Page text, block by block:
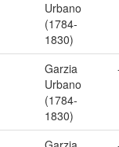
Urbano
(1784-
1830)
Garzia
Urbano
(1784-
1830)